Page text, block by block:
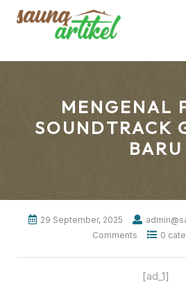
MENGENAL
SOUNDTRACK
BARU
29 September, 2025
Comments
0
[ad_1]